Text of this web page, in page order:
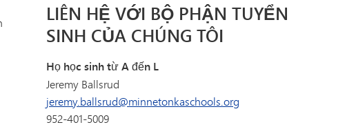
LIÊN HỆ VỚI BỘ PHẬN TUYỂN
SINH CỦA CHÚNG TÔI
Họ học sinh từ A đến L
Jeremy Ballsrud
jeremy.ballsrud@minnetonkaschools.org
952-401-5009